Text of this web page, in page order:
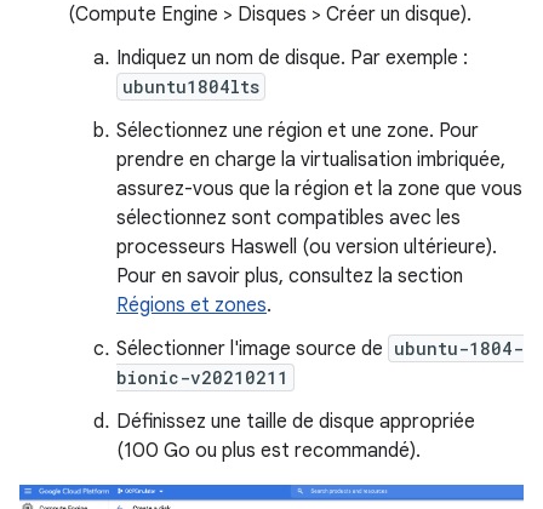
(Compute Engine > Disques > Créer un disque).
Indiquez un nom de disque. Par exemple :
ubuntu1804lts
Sélectionnez une région et une zone. Pour
prendre en charge la virtualisation imbriquée,
assurez-vous que la région et la zone que vous
sélectionnez sont compatibles avec les
processeurs Haswell (ou version ultérieure).
Pour en savoir plus, consultez la section
Régions et zones.
Sélectionner l'image source de ubuntu-1804-
bionic-v20210211
Définissez une taille de disque appropriée
(100 Go ou plus est recommandé).